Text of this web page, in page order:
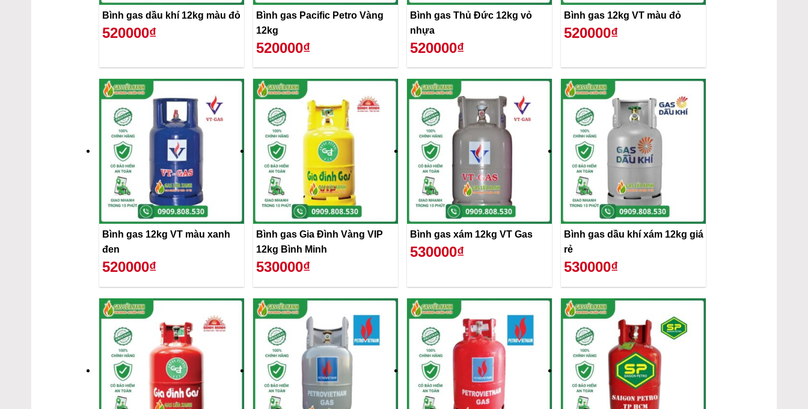
Bình gas dầu khí 12kg màu đỏ
520000₫
Bình gas Pacific Petro Vàng
12kg
520000₫
Bình gas Thủ Đức 12kg vỏ
nhựa
520000₫
Bình gas 12kg VT màu đỏ
520000₫
Bình gas 12kg VT màu xanh
đen
520000₫
Bình gas Gia Đình Vàng VIP
12kg Bình Minh
530000₫
Bình gas xám 12kg VT Gas
530000₫
Bình gas dầu khí xám 12kg giá
rẻ
530000₫